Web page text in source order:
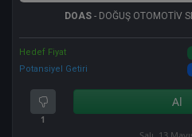
DOAS - DOĞUŞ OTOMOTİV
Hedef Fiyat
Potansiyel Getiri
1
Al